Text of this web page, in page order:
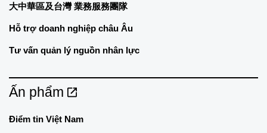
大中華區及台灣 業務服務團隊
Hỗ trợ doanh nghiệp châu Âu
Tư vấn quản lý nguồn nhân lực
Ấn phẩm
Điểm tin Việt Nam